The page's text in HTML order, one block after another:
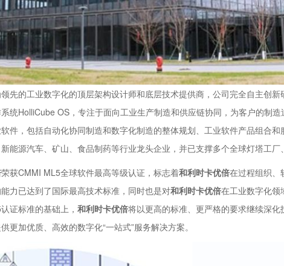
先的工业数字化的顶层架构设计师和底层技术提供商，公司完全自主创
统HolliCube OS，专注于面向工业生产制造和供应链协同，为客户的制
件，包括自动化协同制造和数字化制造的整体规划、工业软件产品组合和
能源汽车、矿山、食品制药等行业龙头企业，并已支撑多个全球灯塔工厂
荣获CMMI ML5全球软件最高等级认证，标志着和利时卡优倍在过程组织、
力已达到了国际最高技术标准，同时也是对和利时卡优倍在工业数字化领
证标准的基础上， 和利时卡优倍将以更高的标准、更严格的要求继续深
更加优质、高效的数字化“一站式”服务解决方案。